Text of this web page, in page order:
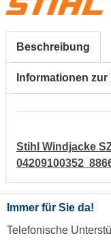
Beschreibung
Informationen
Stihl Windjacke
04209100352
Immer für Sie da!
Telefonische